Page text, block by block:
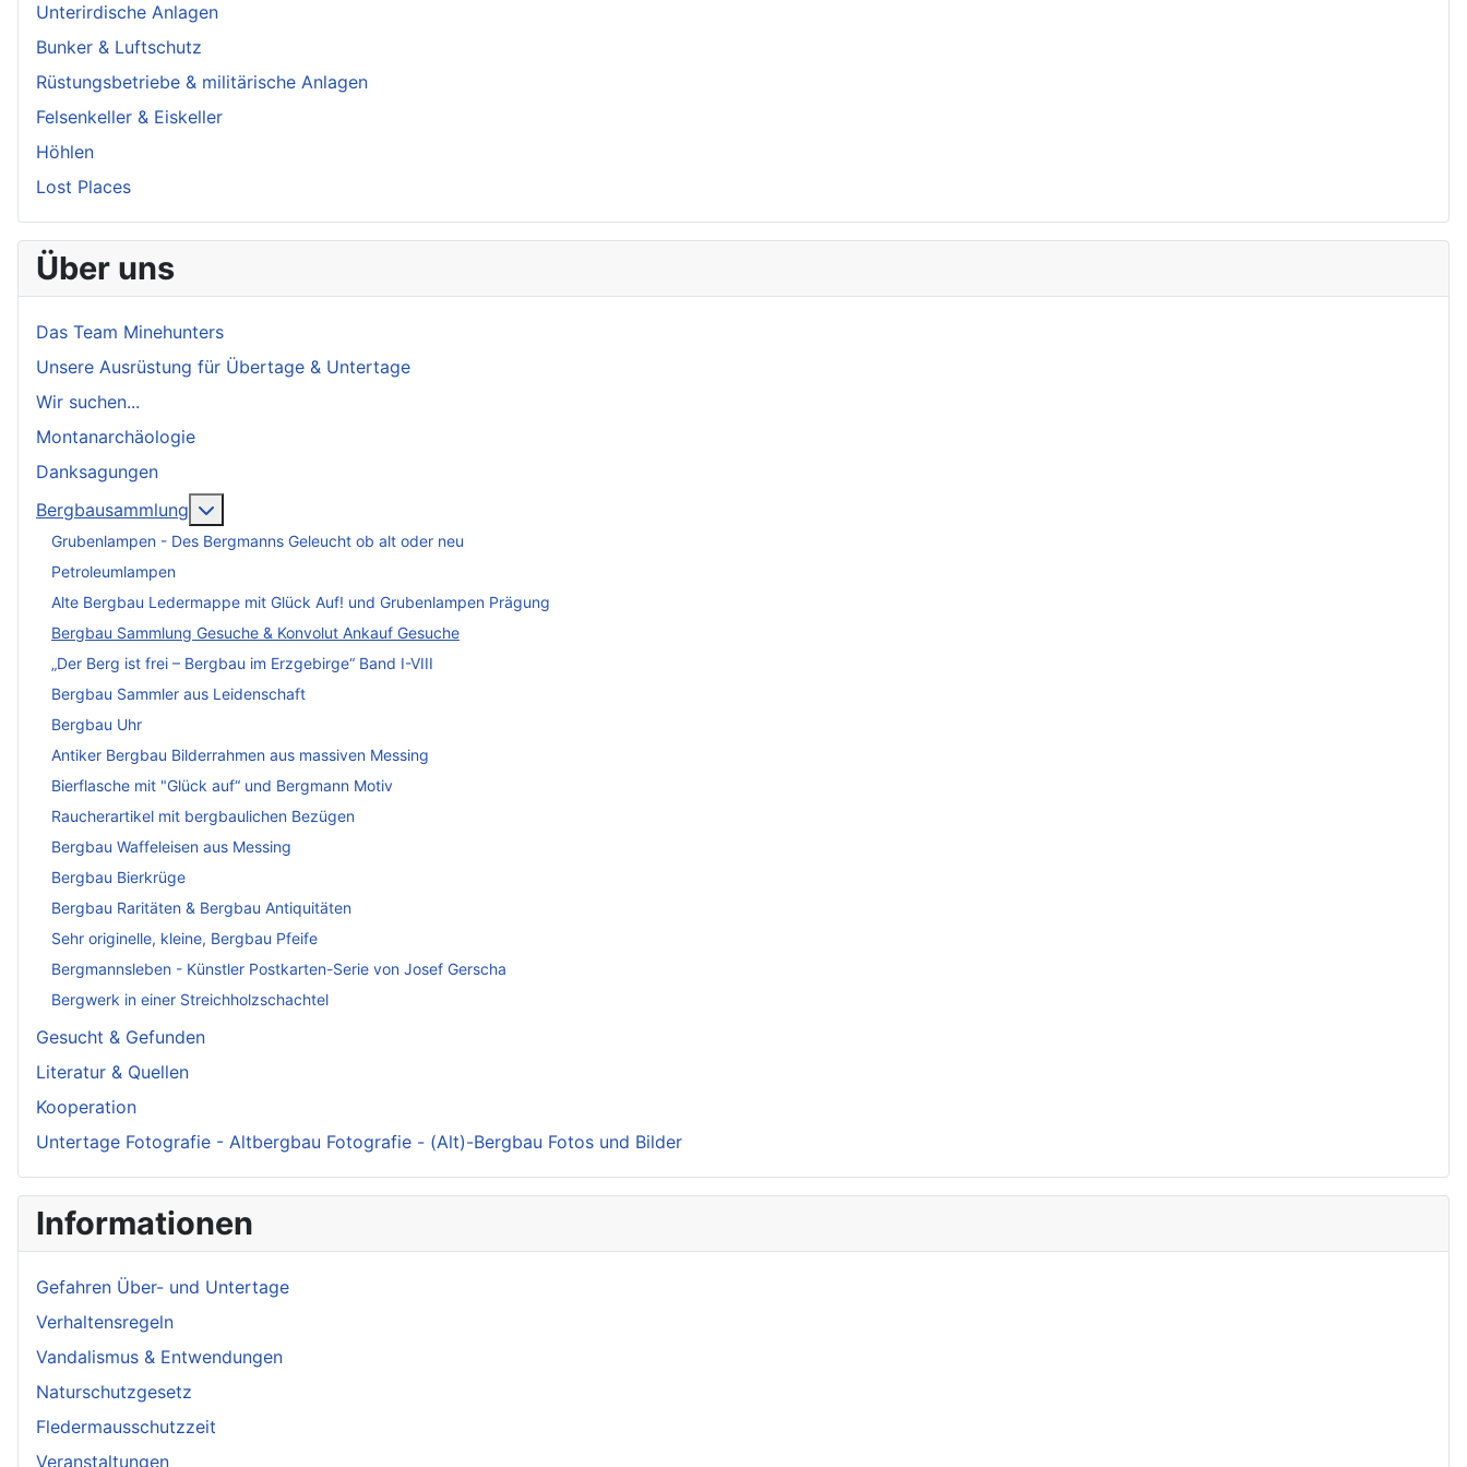
Unterirdische Anlagen
Bunker & Luftschutz
Rüstungsbetriebe & militärische Anlagen
Felsenkeller & Eiskeller
Höhlen
Lost Places
Über uns
Das Team Minehunters
Unsere Ausrüstung für Übertage & Untertage
Wir suchen...
Montanarchäologie
Danksagungen
Bergbausammlung
Grubenlampen - Des Bergmanns Geleucht ob alt oder neu
Petroleumlampen
Alte Bergbau Ledermappe mit Glück Auf! und Grubenlampen Prägung
Bergbau Sammlung Gesuche & Konvolut Ankauf Gesuche
„Der Berg ist frei – Bergbau im Erzgebirge“ Band I-VIII
Bergbau Sammler aus Leidenschaft
Bergbau Uhr
Antiker Bergbau Bilderrahmen aus massiven Messing
Bierflasche mit "Glück auf“ und Bergmann Motiv
Raucherartikel mit bergbaulichen Bezügen
Bergbau Waffeleisen aus Messing
Bergbau Bierkrüge
Bergbau Raritäten & Bergbau Antiquitäten
Sehr originelle, kleine, Bergbau Pfeife
Bergmannsleben - Künstler Postkarten-Serie von Josef Gerscha
Bergwerk in einer Streichholzschachtel
Gesucht & Gefunden
Literatur & Quellen
Kooperation
Untertage Fotografie - Altbergbau Fotografie - (Alt)-Bergbau Fotos und Bilder
Informationen
Gefahren Über- und Untertage
Verhaltensregeln
Vandalismus & Entwendungen
Naturschutzgesetz
Fledermausschutzzeit
Veranstaltungen